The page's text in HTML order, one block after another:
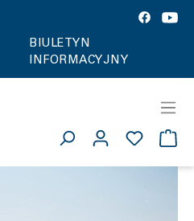
BIULETYN
INFORMACYJNY